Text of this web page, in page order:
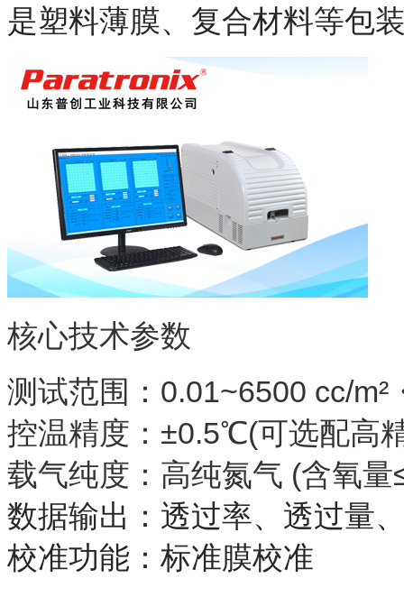
是塑料薄膜、复合材料等包
核心技术参数
测试范围：0.01~6500 cc/
控温精度：±0.5℃(可选配高
载气纯度：高纯氮气 (含氧量
数据输出：透过率、透过量
校准功能：标准膜校准